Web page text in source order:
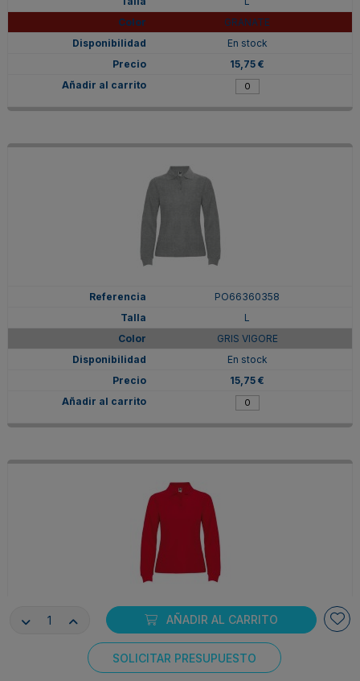
AÑADIR AL CARRITO
SOLICITAR PRESUPUESTO
GRANATE
En stock
15,75 €
PO66360358
L
GRIS VIGORE
En stock
15,75 €
PO66360360
L
ROJO
En stock
Consentimiento de cookies